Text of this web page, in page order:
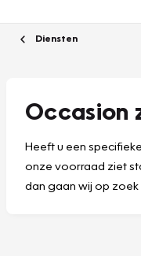
Diensten
Occasion
Heeft u een
onze voorraad ziet
dan gaan wij op